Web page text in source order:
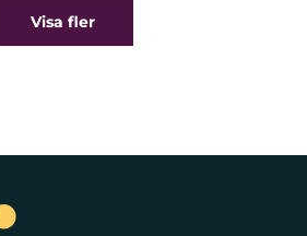
Visa fler